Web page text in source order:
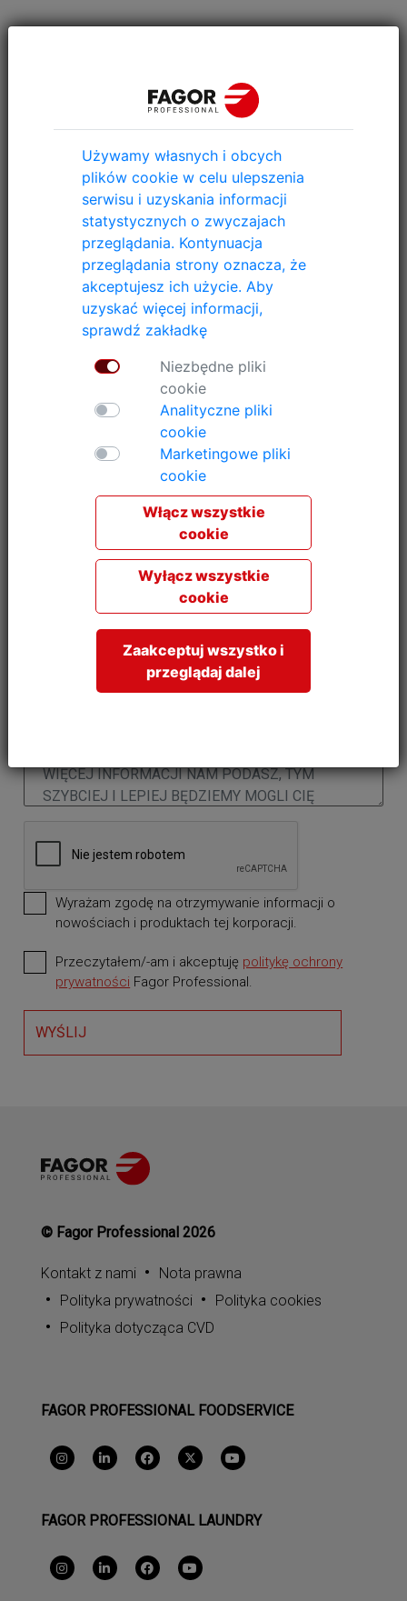
Wyrażam zgodę na otrzymywanie informacji o
nowościach i produktach tej korporacji.
Przeczytałem/-am i akceptuję politykę ochrony
prywatności Fagor Professional.
WYŚLIJ
© Fagor Professional 2026
Kontakt z nami
Nota prawna
Polityka prywatności
Polityka cookies
Polityka dotycząca CVD
FAGOR PROFESSIONAL FOODSERVICE
FAGOR PROFESSIONAL LAUNDRY
Używamy własnych i obcych
plików cookie w celu ulepszenia
serwisu i uzyskania informacji
statystycznych o zwyczajach
przeglądania. Kontynuacja
przeglądania strony oznacza, że
akceptujesz ich użycie. Aby
uzyskać więcej informacji,
sprawdź zakładkę
Niezbędne pliki
cookie
Analityczne pliki
cookie
Marketingowe pliki
cookie
Włącz wszystkie
cookie
Wyłącz wszystkie
cookie
Zaakceptuj wszystko i
przeglądaj dalej